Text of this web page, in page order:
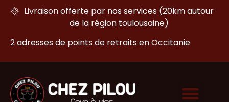
Livraison offerte par nos services (20km autour
de la région toulousaine)
2 adresses de points de retraits en Occitanie